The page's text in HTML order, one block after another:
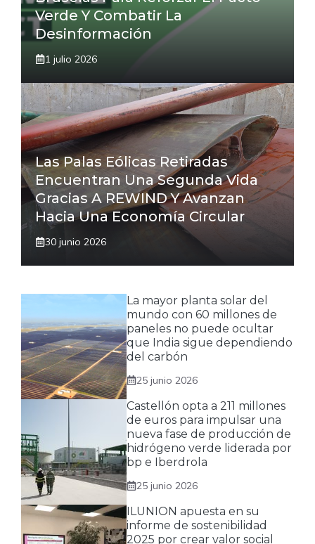
Verde Y Combatir La
Desinformación
1 julio 2026
Las Palas Eólicas Retiradas
Encuentran Una Segunda Vida
Gracias A REWIND Y Avanzan
Hacia Una Economía Circular
30 junio 2026
La mayor planta solar del
mundo con 60 millones de
paneles no puede ocultar
que India sigue dependiendo
del carbón
25 junio 2026
Castellón opta a 211 millones
de euros para impulsar una
nueva fase de producción de
hidrógeno verde liderada por
bp e Iberdrola
25 junio 2026
ILUNION apuesta en su
informe de sostenibilidad
2025 por crear valor social